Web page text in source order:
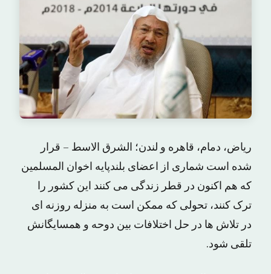
ریاض، دمام، قاهره و لندن؛ الشرق الاسط – قرار
شده است شماری از اعضای بلندپایه اخوان المسلمین
که هم اکنون در قطر زندگی می کنند این کشور را
ترک کنند، تحولی که ممکن است به منزله روزنه ای
در تلاش ها در حل اختلافات بین دوحه و همسایگانش
تلقی شود.